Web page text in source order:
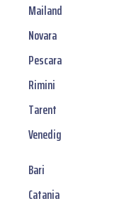
Mailand
Novara
Pescara
Rimini
Tarent
Venedig
Bari
Catania